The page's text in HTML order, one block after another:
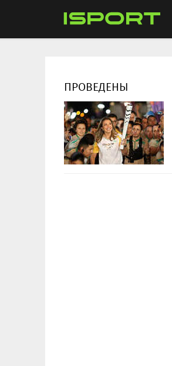
ПРОВЕДЕНЫ